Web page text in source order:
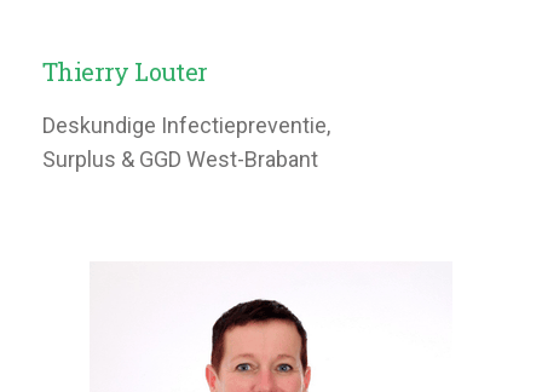
Thierry Louter
Deskundige Infectiepreventie,
Surplus & GGD West-Brabant